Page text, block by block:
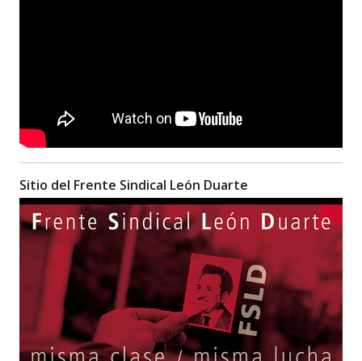
Sitio del Frente Sindical León Duarte